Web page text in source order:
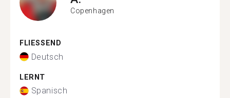
Copenhagen
FLIESSEND
Deutsch
LERNT
Spanisch